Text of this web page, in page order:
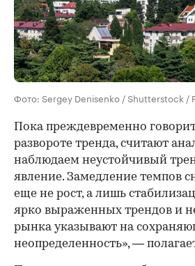
Фото: Sergey Denisenko / Shutterstock /
Пока преждевременно
развороте тренда, считают
наблюдаем неустойчивый
явление. Замедление темпов
еще не рост, а лишь
ярко выраженных трендов и
рынка указывают на
неопределенность», —